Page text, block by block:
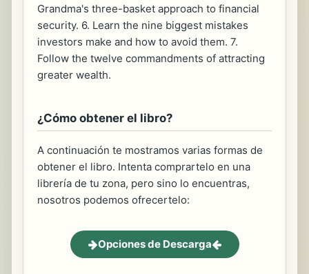
Grandma's three-basket approach to financial
security. 6. Learn the nine biggest mistakes
investors make and how to avoid them. 7.
Follow the twelve commandments of attracting
greater wealth.
¿Cómo obtener el libro?
A continuación te mostramos varias formas de
obtener el libro. Intenta comprartelo en una
librería de tu zona, pero sino lo encuentras,
nosotros podemos ofrecertelo:
Opciones de Descarga